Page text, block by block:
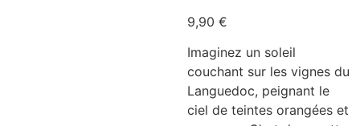
9,90 €
Imaginez un soleil
couchant sur les vignes du
Languedoc, peignant le
ciel de teintes orangées et